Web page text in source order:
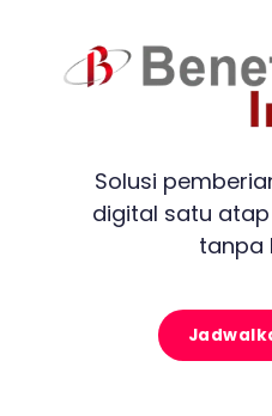
Solusi
digital satu
tanpa